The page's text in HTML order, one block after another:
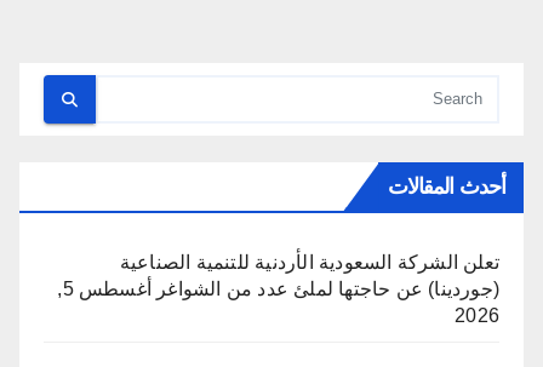
أحدث المقالات
تعلن الشركة السعودية الأردنية للتنمية الصناعية
(جوردينا) عن حاجتها لملئ عدد من الشواغر
أغسطس 5,
2026